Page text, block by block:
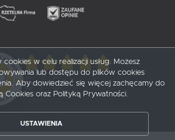
5/ 5
w celu realizacji usług. Możesz
lub dostępu do plików cookies
Aby dowiedzieć się więcej zachęcamy do
Cookies oraz Polityką Prywatności.
USTAWIENIA
ZAPISZ WYBRANE